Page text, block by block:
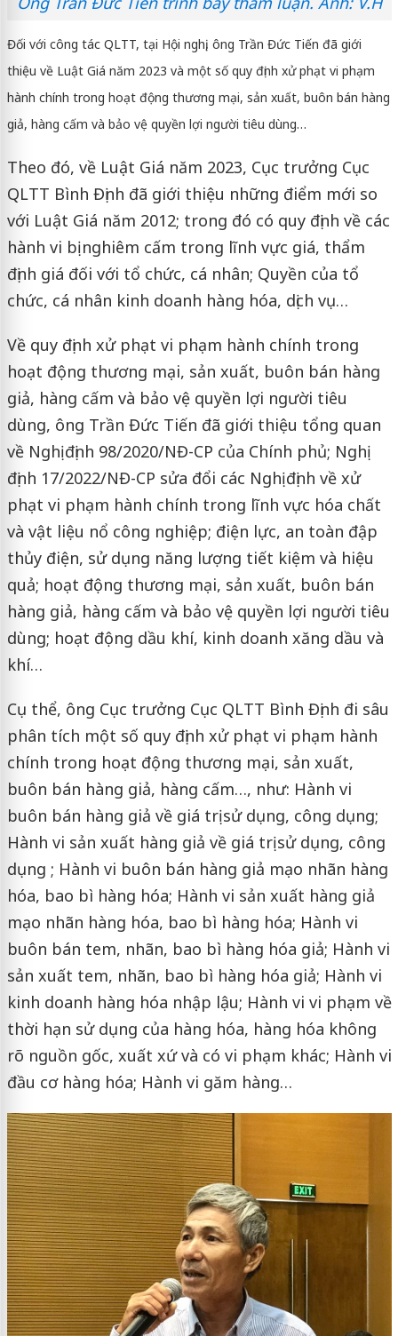
Đối với công tác QLTT, tại Hội nghị, ông Trần Đức Tiến đã giới
thiệu về Luật Giá năm 2023 và một số quy định xử phạt vi phạm
hành chính trong hoạt động thương mại, sản xuất, buôn bán hàng
giả, hàng cấm và bảo vệ quyền lợi người tiêu dùng…
Theo đó, về Luật Giá năm 2023, Cục trưởng Cục
QLTT Bình Định đã giới thiệu những điểm mới so
với Luật Giá năm 2012; trong đó có quy định về các
hành vi bị nghiêm cấm trong lĩnh vực giá, thẩm
định giá đối với tổ chức, cá nhân; Quyền của tổ
chức, cá nhân kinh doanh hàng hóa, dịch vụ…
Về quy định xử phạt vi phạm hành chính trong
hoạt động thương mại, sản xuất, buôn bán hàng
giả, hàng cấm và bảo vệ quyền lợi người tiêu
dùng, ông Trần Đức Tiến đã giới thiệu tổng quan
về Nghị định 98/2020/NĐ-CP của Chính phủ; Nghị
định 17/2022/NĐ-CP sửa đổi các Nghị định về xử
phạt vi phạm hành chính trong lĩnh vực hóa chất
và vật liệu nổ công nghiệp; điện lực, an toàn đập
thủy điện, sử dụng năng lượng tiết kiệm và hiệu
quả; hoạt động thương mại, sản xuất, buôn bán
hàng giả, hàng cấm và bảo vệ quyền lợi người tiêu
dùng; hoạt động dầu khí, kinh doanh xăng dầu và
khí…
Cụ thể, ông Cục trưởng Cục QLTT Bình Định đi sâu
phân tích một số quy định xử phạt vi phạm hành
chính trong hoạt động thương mại, sản xuất,
buôn bán hàng giả, hàng cấm…, như: Hành vi
buôn bán hàng giả về giá trị sử dụng, công dụng;
Hành vi sản xuất hàng giả về giá trị sử dụng, công
dụng ; Hành vi buôn bán hàng giả mạo nhãn hàng
hóa, bao bì hàng hóa; Hành vi sản xuất hàng giả
mạo nhãn hàng hóa, bao bì hàng hóa; Hành vi
buôn bán tem, nhãn, bao bì hàng hóa giả; Hành vi
sản xuất tem, nhãn, bao bì hàng hóa giả; Hành vi
kinh doanh hàng hóa nhập lậu; Hành vi vi phạm về
thời hạn sử dụng của hàng hóa, hàng hóa không
rõ nguồn gốc, xuất xứ và có vi phạm khác; Hành vi
đầu cơ hàng hóa; Hành vi găm hàng…